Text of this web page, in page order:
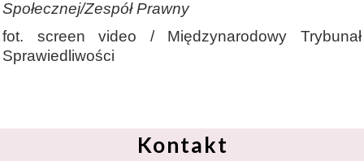
Społecznej/Zespół Prawny
fot. screen video / Międzynarodowy Trybunał
Sprawiedliwości
Kontakt